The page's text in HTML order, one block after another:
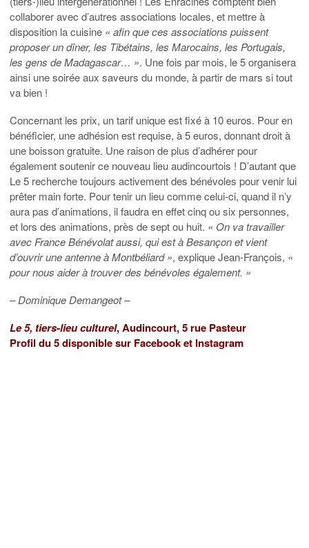
collaborer avec d’autres associations locales, et mettre à
disposition la cuisine « afin que ces associations puissent
proposer un dîner, les Tibétains, les Marocains, les Portugais,
les gens de Madagascar… ». Une fois par mois, le 5 organisera
ainsi une soirée aux saveurs du monde, à partir de mars si tout
va bien !
Concernant les prix, un tarif unique est fixé à 10 euros. Pour en
bénéficier, une adhésion est requise, à 5 euros, donnant droit à
une boisson gratuite. Une raison de plus d’adhérer pour
également soutenir ce nouveau lieu audincourtois ! D’autant que
Le 5 recherche toujours activement des bénévoles pour venir lui
prêter main forte. Pour tenir un lieu comme celui-ci, quand il n’y
aura pas d’animations, il faudra en effet cinq ou six personnes,
et lors des animations, près de sept ou huit. « On va travailler
avec France Bénévolat aussi, qui est à Besançon et vient
d’ouvrir une antenne à Montbéliard », explique Jean-François, «
pour nous aider à trouver des bénévoles également. »
– Dominique Demangeot –
Le 5, tiers-lieu culturel, Audincourt, 5 rue Pasteur
Profil du 5 disponible sur Facebook et Instagram